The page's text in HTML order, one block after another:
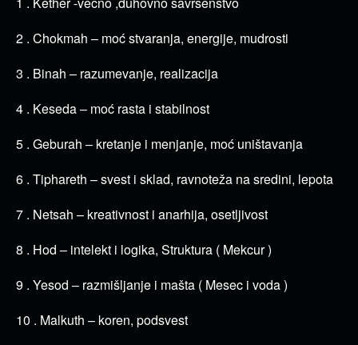
2 . Chokmah – moć stvaranja, energije, mudrosti
3 . Binah – razumevanje, realizacija
4 . Keseda – moć rasta i stabilnost
5 . Geburah – kretanje i menjanje, moć uništavanja
6 . Tiphareth – svest i sklad, ravnoteža na sredini, lepota
7 . Netsah – kreativnost i anarhija, osetljivost
8 . Hod – intelekt i logika, Struktura ( Mekcur )
9 . Yesod – razmišljanje i mašta ( Mesec i voda )
10 . Malkuth – koren, podsvest